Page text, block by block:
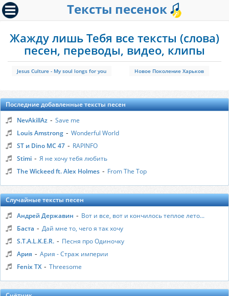
Тексты песенок
Жажду лишь Тебя все тексты (слова)
песен, переводы, видео, клипы
Jesus Culture - My soul longs for you Новое Поколение Харьков
Последние добавленные тексты песен
NevAkillAz - Save me
Louis Amstrong - Wonderful World
ST и Dino MC 47 - RAPINFO
Stimi - Я не хочу тебя любить
The Wickeed ft. Alex Holmes - From The Top
Случайные тексты песен
Андрей Державин - Вот и все, вот и кончилось теплое лето...
Баста - Дай мне то, чего я так хочу
S.T.A.L.K.E.R. - Песня про Одиночку
Ария - Ария - Страж империи
Fenix TX - Threesome